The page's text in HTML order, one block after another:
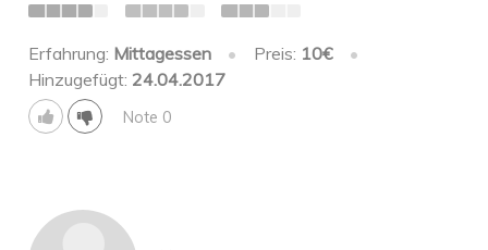
Erfahrung: Mittagessen • Preis: 10€
•
Hinzugefügt: 24.04.2017
Note 0